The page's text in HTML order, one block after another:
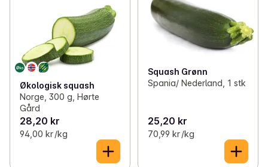
Økologisk squash
Norge, 300 g, Hørte
Gård
28,20 kr
94,00 kr /kg
Squash Grønn
Spania/ Nederland, 1 stk
25,20 kr
70,99 kr /kg